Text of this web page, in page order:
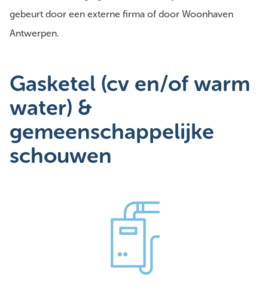
gebeurt door een externe firma of door Woonhaven
Antwerpen.
Gasketel (cv en/of warm
water) &
gemeenschappelijke
schouwen